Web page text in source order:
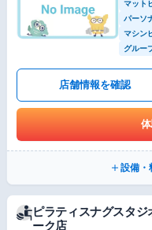
マット
パーソ
マシン
グルー
店舗情報を確認
設備・
ピラティスナグスタ
ーク店